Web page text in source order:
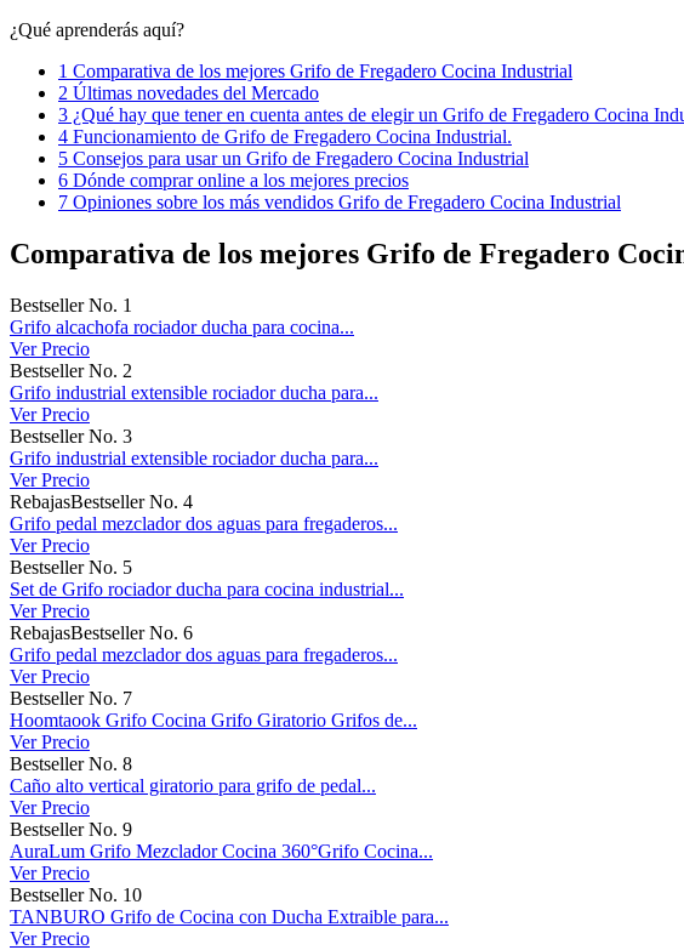
¿Qué aprenderás aquí?
1 Comparativa de los mejores Grifo de Fregadero Cocina Industrial
2 Últimas novedades del Mercado
3 ¿Qué hay que tener en cuenta antes de elegir un Grifo de Fregadero Cocina
4 Funcionamiento de Grifo de Fregadero Cocina Industrial.
5 Consejos para usar un Grifo de Fregadero Cocina Industrial
6 Dónde comprar online a los mejores precios
7 Opiniones sobre los más vendidos Grifo de Fregadero Cocina Industrial
Comparativa de los mejores Grifo de Fregadero
Bestseller No. 1
Grifo alcachofa rociador ducha para cocina...
Ver Precio
Bestseller No. 2
Grifo industrial extensible rociador ducha para...
Ver Precio
Bestseller No. 3
Grifo industrial extensible rociador ducha para...
Ver Precio
RebajasBestseller No. 4
Grifo pedal mezclador dos aguas para fregaderos...
Ver Precio
Bestseller No. 5
Set de Grifo rociador ducha para cocina industrial...
Ver Precio
RebajasBestseller No. 6
Grifo pedal mezclador dos aguas para fregaderos...
Ver Precio
Bestseller No. 7
Hoomtaook Grifo Cocina Grifo Giratorio Grifos de...
Ver Precio
Bestseller No. 8
Caño alto vertical giratorio para grifo de pedal...
Ver Precio
Bestseller No. 9
AuraLum Grifo Mezclador Cocina 360°Grifo Cocina...
Ver Precio
Bestseller No. 10
TANBURO Grifo de Cocina con Ducha Extraible para...
Ver Precio